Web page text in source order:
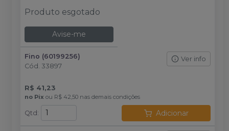
Produto esgotado
Avise-me
Fino (60199256)
Cód. 33897
Ver info
R$ 41,23
no Pix ou R$ 42,50 nas demais condições
Qtd : Adicionar